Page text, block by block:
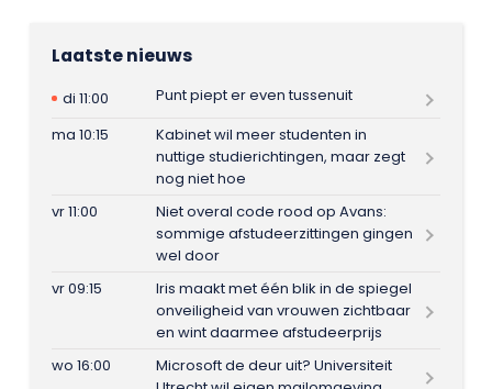
Laatste nieuws
di 11:00
Punt piept er even tussenuit
ma 10:15
Kabinet wil meer studenten in
nuttige studierichtingen, maar zegt
nog niet hoe
vr 11:00
Niet overal code rood op Avans:
sommige afstudeerzittingen gingen
wel door
vr 09:15
Iris maakt met één blik in de spiegel
onveiligheid van vrouwen zichtbaar
en wint daarmee afstudeerprijs
wo 16:00
Microsoft de deur uit? Universiteit